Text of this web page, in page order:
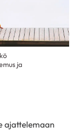
ja
ajattelemaan